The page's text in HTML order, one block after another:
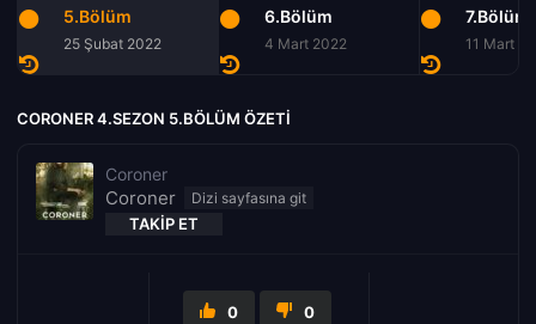
5.Bölüm
25 Şubat 2022
6.Bölüm
4 Mart 2022
7.Bölüm
11 Mart
CORONER 4.SEZON 5.BÖLÜM ÖZETI
Coroner
Coroner
TAKIP ET
0 0